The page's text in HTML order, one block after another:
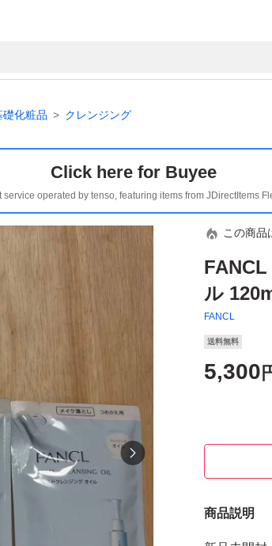
礎化粧品 クレンジング
Click here for Buyee
operated by tenso, featuring items from JDirectItems
この商品
ル
FANCL
送料無料
5,300
商品説明